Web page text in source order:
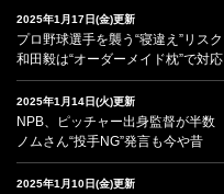
2025年1月17日(金)更新
プロ野球選手を襲う“寝違え”リスク
和田毅は“オーダーメイド枕”で対応
2025年1月14日(火)更新
NPB、ピッチャー出身監督が半数
ノムさん“投手NG”発言も今や昔
2025年1月10日(金)更新